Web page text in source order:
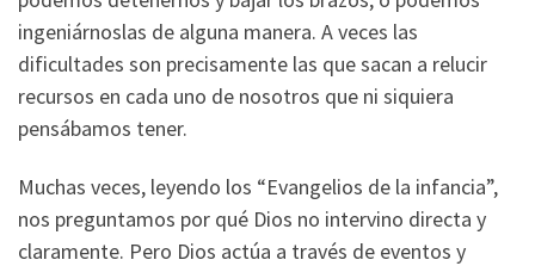
ingeniárnoslas de alguna manera. A veces las
dificultades son precisamente las que sacan a relucir
recursos en cada uno de nosotros que ni siquiera
pensábamos tener.
Muchas veces, leyendo los “Evangelios de la infancia”,
nos preguntamos por qué Dios no intervino directa y
claramente. Pero Dios actúa a través de eventos y